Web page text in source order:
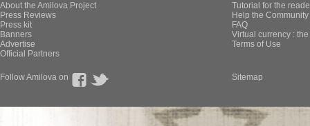
About the Amilova Project
Press Reviews
Press kit
Banners
Advertise
Official Partners
Tutorial for the
Help the
FAQ
Virtual currency :
Terms of Use
Follow Amilova on Sitemap